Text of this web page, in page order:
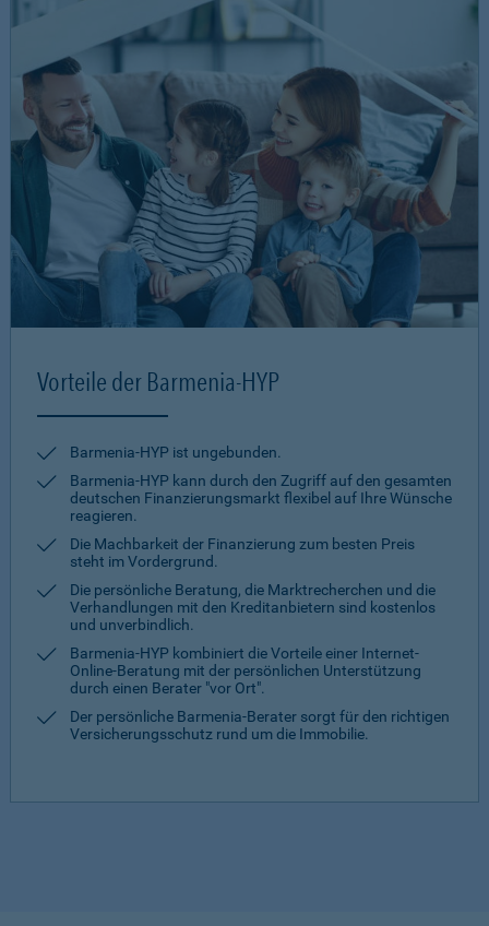
Vorteile der Barmenia-HYP
Barmenia-HYP ist ungebunden.
Barmenia-HYP kann durch den Zugriff auf den gesamten
deutschen Finanzierungsmarkt flexibel auf Ihre Wünsche
reagieren.
Die Machbarkeit der Finanzierung zum besten Preis
steht im Vordergrund.
Die persönliche Beratung, die Marktrecherchen und die
Verhandlungen mit den Kreditanbietern sind kostenlos
und unverbindlich.
Barmenia-HYP kombiniert die Vorteile einer Internet-
Online-Beratung mit der persönlichen Unterstützung
durch einen Berater "vor Ort".
Der persönliche Barmenia-Berater sorgt für den richtigen
Versicherungsschutz rund um die Immobilie.